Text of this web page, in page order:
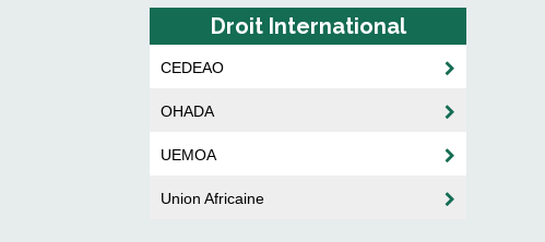
Droit International
CEDEAO
OHADA
UEMOA
Union Africaine